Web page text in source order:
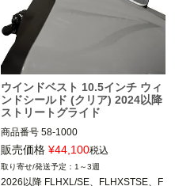
ウインドベスト 10.5インチ ウィ
ンドシールド (クリア) 2024以降
ストリートグライド
商品番号 58-1000
3OT：2310-0889
販売価格 ¥44,100税込
1～3週
2026以降 FLHXL/SE、FLHXSTSE、F